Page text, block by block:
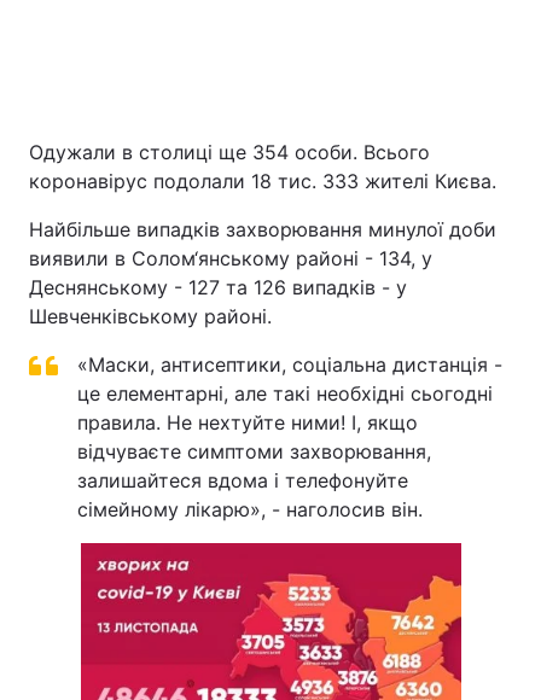
Одужали в столиці ще 354 особи. Всього
коронавірус подолали 18 тис. 333 жителі Києва.
Найбільше випадків захворювання минулої доби
виявили в Солом‘янському районі - 134, у
Деснянському - 127 та 126 випадків - у
Шевченківському районі.
«Маски, антисептики, соціальна дистанція -
це елементарні, але такі необхідні сьогодні
правила. Не нехтуйте ними! І, якщо
відчуваєте симптоми захворювання,
залишайтеся вдома і телефонуйте
сімейному лікарю», - наголосив він.